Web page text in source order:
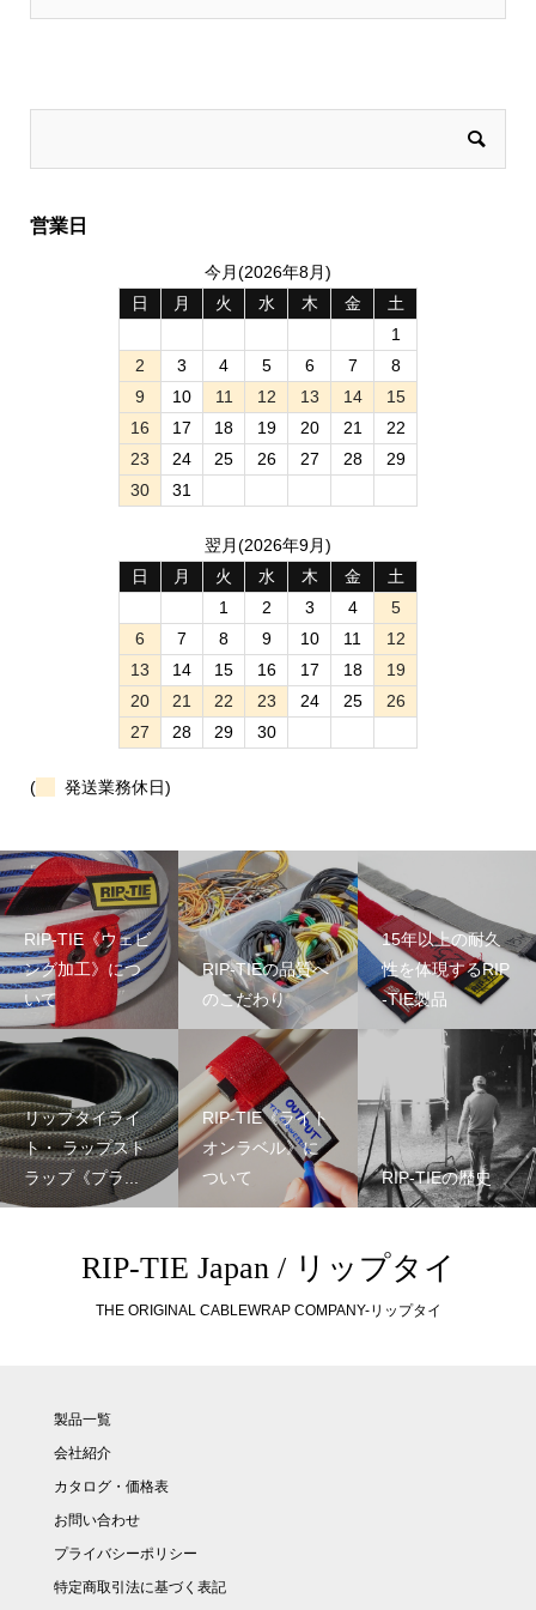
営業日
今月(2026年8月)
日
月 火 水 木 金
土
1
2
3 4 5 6 7
8
9
10 11 12 13 14
15
16
17 18 19 20 21
22
23
24 25 26 27 28
29
30
31
翌月(2026年9月)
日
月 火 水 木 金
土
1
2 3 4
5
6
7 8 9 10 11
12
13
14 15 16 17 18
19
20
21 22 23 24 25
26
27
28 29 30
( 発送業務休日)
RIP-TIE《ウェビ
ング加工》につ
いて
RIP-TIEの品質へ
のこだわり
15年以上の耐久
性を体現するRIP
-TIE製品
リップタイライ
ト・ ラップスト
ラップ《プラ...
RIP-TIE《ライト
オンラベル》に
ついて
RIP-TIEの歴史
RIP-TIE Japan / リップタイ
THE ORIGINAL CABLEWRAP COMPANY-リップタイ
製品一覧
会社紹介
カタログ・価格表
お問い合わせ
プライバシーポリシー
特定商取引法に基づく表記